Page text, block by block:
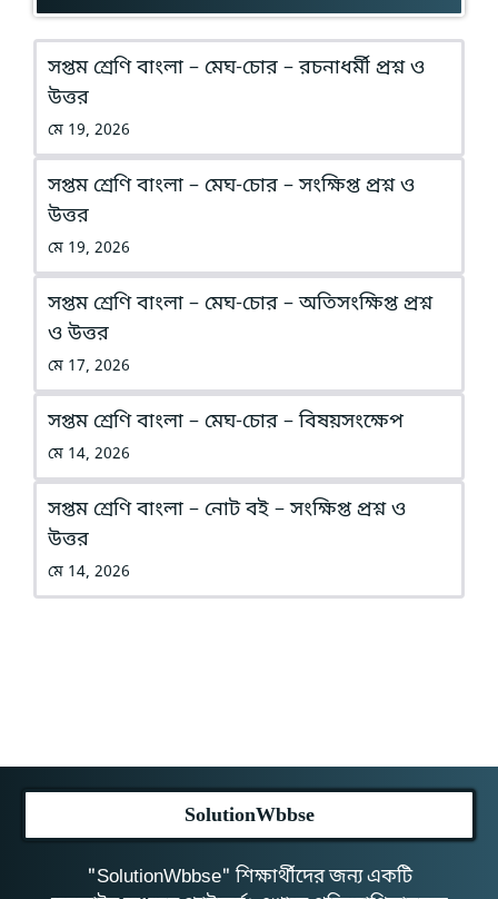
সপ্তম শ্রেণি বাংলা – মেঘ-চোর – রচনাধর্মী প্রশ্ন ও
উত্তর
মে 19, 2026
সপ্তম শ্রেণি বাংলা – মেঘ-চোর – সংক্ষিপ্ত প্রশ্ন ও
উত্তর
মে 19, 2026
সপ্তম শ্রেণি বাংলা – মেঘ-চোর – অতিসংক্ষিপ্ত প্রশ্ন
ও উত্তর
মে 17, 2026
সপ্তম শ্রেণি বাংলা – মেঘ-চোর – বিষয়সংক্ষেপ
মে 14, 2026
সপ্তম শ্রেণি বাংলা – নোট বই – সংক্ষিপ্ত প্রশ্ন ও
উত্তর
মে 14, 2026
SolutionWbbse
"SolutionWbbse" শিক্ষার্থীদের জন্য একটি